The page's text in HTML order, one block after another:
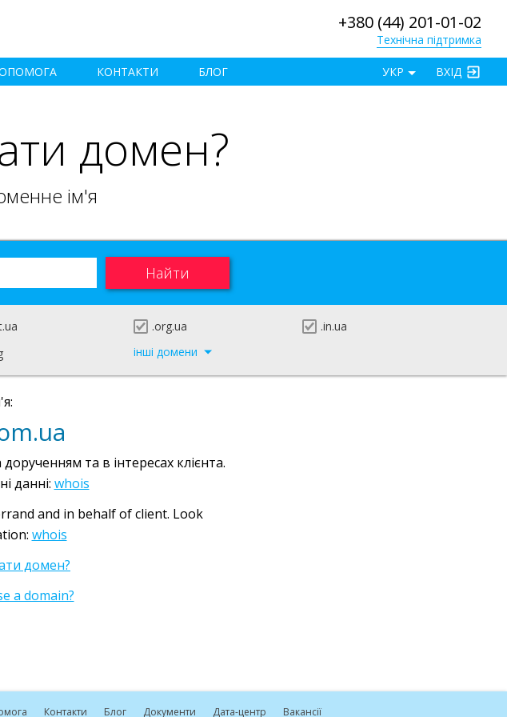
+380 (44) 201-01-02
Технічна підтримка
КОНТАКТИ БЛОГ ВХІД
УКР
домен?
ім'я
.org.ua
.in.ua
інші домени
та в інтересах клієнта.
данні: whois
and in behalf of client. Look
whois
домен?
a domain?
Контакти Блог Документи Дата-центр Вакансії